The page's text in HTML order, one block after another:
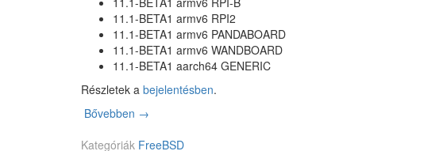
i
z
e
d
l
i
k
11.1-BETA1 armv6 RPI2
11.1-BETA1 armv6 PANDABOARD
11.1-BETA1 armv6 WANDBOARD
11.1-BETA1 aarch64 GENERIC
Részletek a bejelentésben.
Bővebben F
e
→
Kategóriák FreeBSD